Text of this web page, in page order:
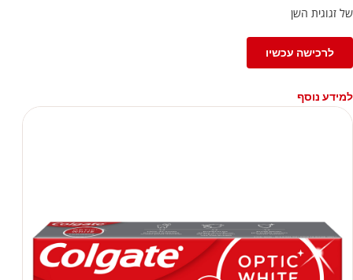
של זגוגית השן
לרכישה עכשיו
למידע נוסף